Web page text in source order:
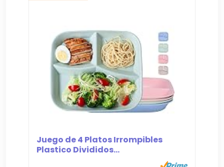
Juego de 4 Platos Irrompibles
Plastico Divididos...